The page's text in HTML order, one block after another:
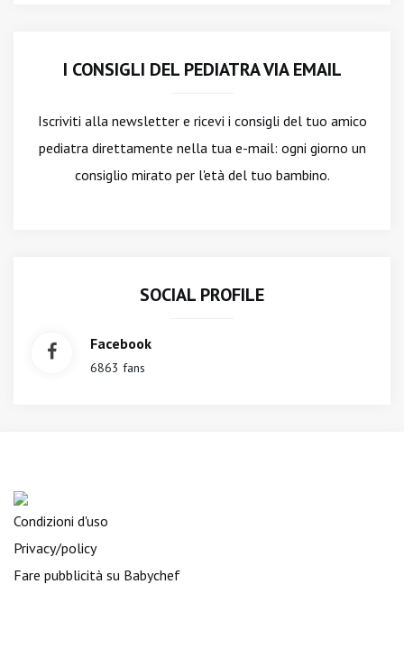
I CONSIGLI DEL PEDIATRA VIA EMAIL
Iscriviti alla newslettere ricevi i consigli del tuo amico
pediatra direttamente nella tua e-mail: ogni giorno un
consiglio mirato per l'età del tuo bambino.
SOCIAL PROFILE
Facebook
6863 fans
Condizioni d'uso
Privacy/policy
Fare pubblicità su Babychef